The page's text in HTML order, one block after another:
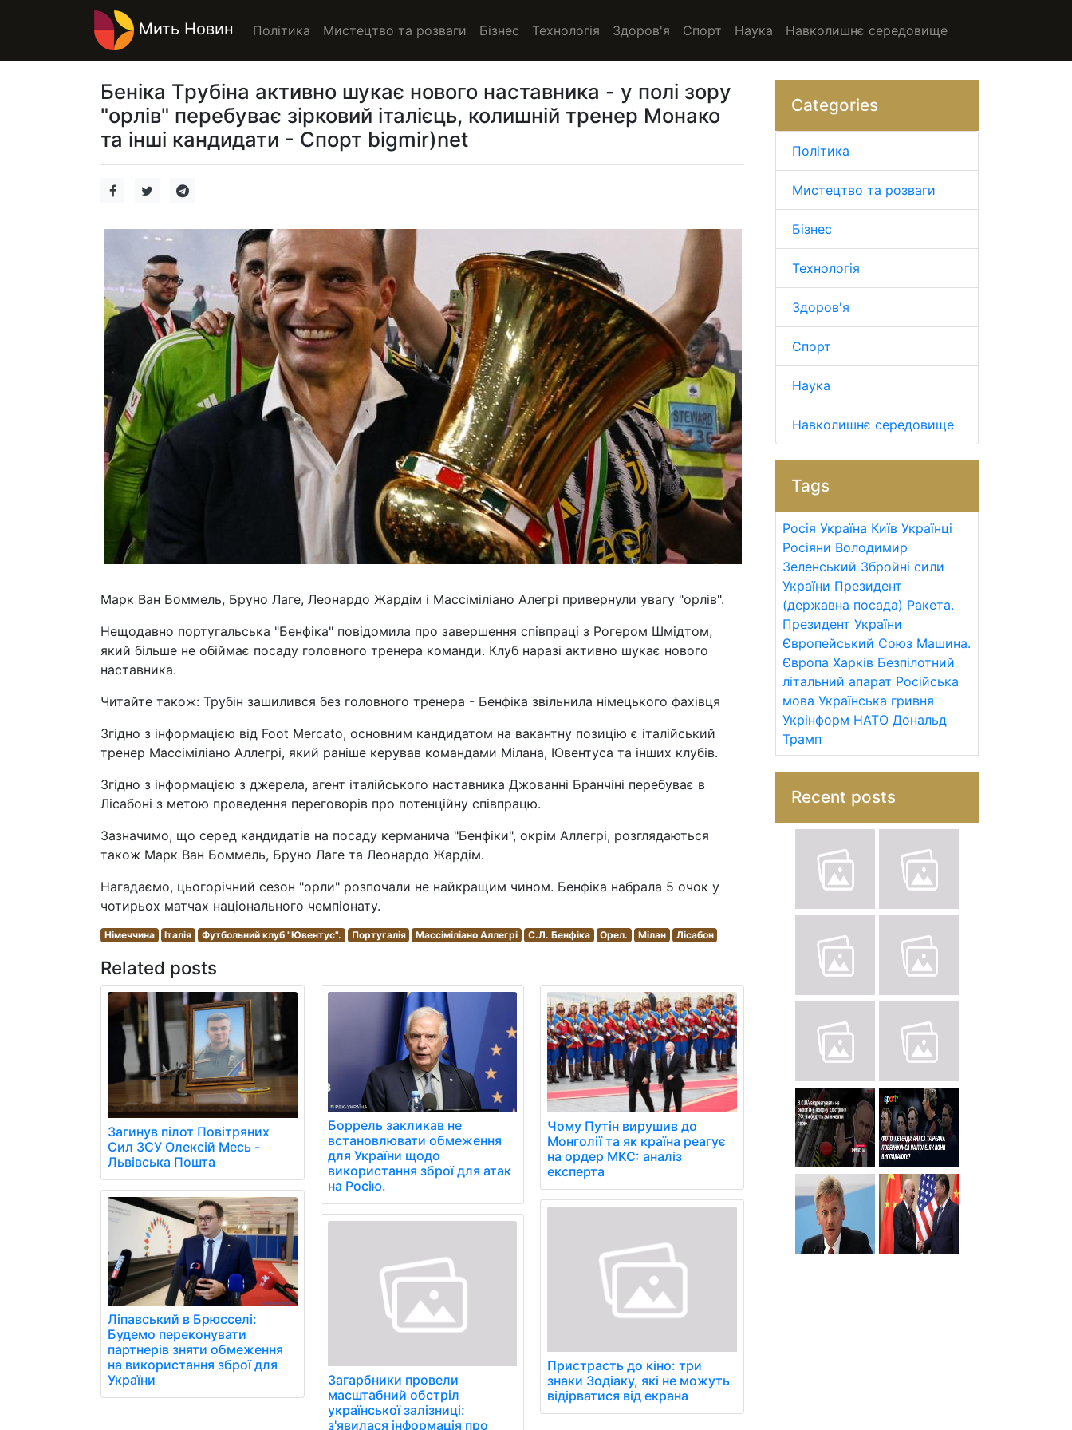
Мить Новин Політика Мистецтво та розваги Бізнес Технологія Здоров'я Спорт Наука Навколишнє середовище
Беніка Трубіна активно шукає нового наставника - у полі зору
"орлів" перебуває зірковий італієць, колишній тренер Монако
та інші кандидати - Спорт bigmir)net
Марк Ван Боммель, Бруно Лаге, Леонардо Жардім і Массіміліано Алегрі привернули увагу "орлів".
Нещодавно португальська "Бенфіка" повідомила про завершення співпраці з Рогером Шмідтом,
який більше не обіймає посаду головного тренера команди. Клуб наразі активно шукає нового
наставника.
Читайте також: Трубін зашилився без головного тренера - Бенфіка звільнила німецького фахівця
Згідно з інформацією від Foot Mercato, основним кандидатом на вакантну позицію є італійський
тренер Массіміліано Аллегрі, який раніше керував командами Мілана, Ювентуса та інших клубів.
Згідно з інформацією з джерела, агент італійського наставника Джованні Бранчіні перебуває в
Лісабоні з метою проведення переговорів про потенційну співпрацю.
Зазначимо, що серед кандидатів на посаду керманича "Бенфіки", окрім Аллегрі, розглядаються
також Марк Ван Боммель, Бруно Лаге та Леонардо Жардім.
Нагадаємо, цьогорічний сезон "орли" розпочали не найкращим чином. Бенфіка набрала 5 очок у
чотирьох матчах національного чемпіонату.
Німеччина Італія Футбольний клуб "Ювентус". Португалія Массіміліано Аллегрі С.Л. Бенфіка Орел. Мілан Лісабон
Related posts
Загинув пілот Повітряних
Сил ЗСУ Олексій Месь -
Львівська Пошта
Ліпавський в Брюсселі:
Будемо переконувати
партнерів зняти обмеження
на використання зброї для
України
Боррель закликав не
встановлювати обмеження
для України щодо
використання зброї для атак
на Росію.
Загарбники провели
масштабний обстріл
української залізниці:
з'явилася інформація про
Чому Путін вирушив до
Монголії та як країна реагує
на ордер МКС: аналіз
експерта
Пристрасть до кіно: три
знаки Зодіаку, які не можуть
відірватися від екрана
Categories
Політика
Мистецтво та розваги
Бізнес
Технологія
Здоров'я
Спорт
Наука
Навколишнє середовище
Tags
Росія Україна Київ Українці
Росіяни Володимир
Зеленський Збройні сили
України Президент
(державна посада) Ракета.
Президент України
Європейський Союз Машина.
Європа Харків Безпілотний
літальний апарат Російська
мова Українська гривня
Укрінформ НАТО Дональд
Трамп
Recent posts